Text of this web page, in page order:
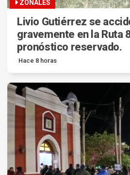
ZONALES
Livio Gutiérrez se
gravemente en la Ruta
pronóstico reservado.
Hace 8 horas